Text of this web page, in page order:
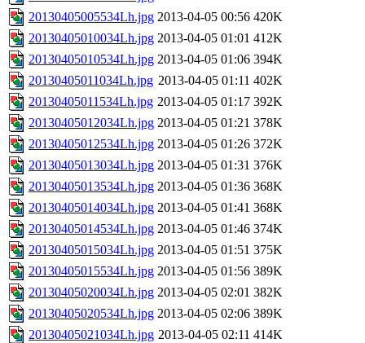
20130405005534Lh.jpg 2013-04-05 00:56 420K
20130405010034Lh.jpg 2013-04-05 01:01 412K
20130405010534Lh.jpg 2013-04-05 01:06 394K
20130405011034Lh.jpg 2013-04-05 01:11 402K
20130405011534Lh.jpg 2013-04-05 01:17 392K
20130405012034Lh.jpg 2013-04-05 01:21 378K
20130405012534Lh.jpg 2013-04-05 01:26 372K
20130405013034Lh.jpg 2013-04-05 01:31 376K
20130405013534Lh.jpg 2013-04-05 01:36 368K
20130405014034Lh.jpg 2013-04-05 01:41 368K
20130405014534Lh.jpg 2013-04-05 01:46 374K
20130405015034Lh.jpg 2013-04-05 01:51 375K
20130405015534Lh.jpg 2013-04-05 01:56 389K
20130405020034Lh.jpg 2013-04-05 02:01 382K
20130405020534Lh.jpg 2013-04-05 02:06 389K
20130405021034Lh.jpg 2013-04-05 02:11 414K